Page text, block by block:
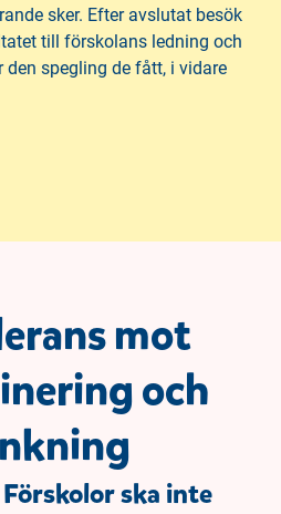
sker. Efter avslutat besök
till förskolans ledning och
den spegling de fått, i vidare
mot
och
ska inte